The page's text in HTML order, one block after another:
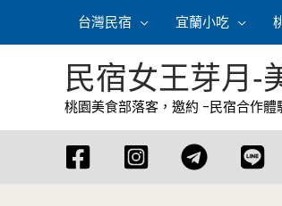
容
台灣民宿 宜蘭小吃
民宿女王芽月-
桃園美食部落客，邀約 -民宿合作體